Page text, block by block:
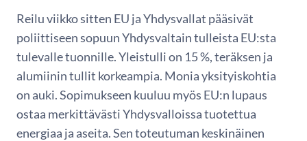
Reilu viikko sitten EU ja Yhdysvallat pääsivät
poliittiseen sopuun Yhdysvaltain tulleista EU:sta
tulevalle tuonnille. Yleistulli on 15 %, teräksen ja
alumiinin tullit korkeampia. Monia yksityiskohtia
on auki. Sopimukseen kuuluu myös EU:n lupaus
ostaa merkittävästi Yhdysvalloissa tuotettua
energiaa ja aseita. Sen toteutuman keskinäinen